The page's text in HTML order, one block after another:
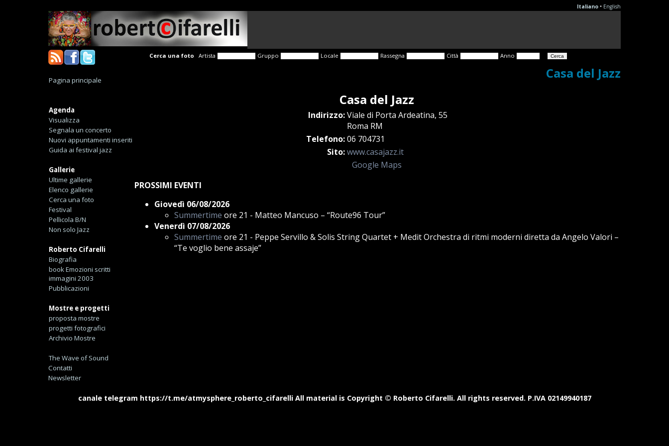
Italiano • English
Cerca una foto Artista Gruppo Locale Rassegna Città Anno
Pagina principale
Agenda
Visualizza
Segnala un concerto
Nuovi appuntamenti inseriti
Guida ai festival jazz
Gallerie
Ultime gallerie
Elenco gallerie
Cerca una foto
Festival
Pellicola B/N
Non solo Jazz
Roberto Cifarelli
Biografia
book Emozioni scritti
immagini 2003
Pubblicazioni
Mostre e progetti
proposta mostre
progetti fotografici
Archivio Mostre
The Wave of Sound
Contatti
Newsletter
Casa del Jazz
Casa del Jazz
Indirizzo: Viale di Porta Ardeatina, 55
Roma RM
Telefono: 06 704731
Sito: www.casajazz.it
Google Maps
PROSSIMI EVENTI
Giovedì 06/08/2026
Summertime ore 21 - Matteo Mancuso – “Route96 Tour”
Venerdì 07/08/2026
Summertime ore 21 - Peppe Servillo & Solis String Quartet + Medit Orchestra di ritmi moderni diretta da Angelo Valori –
“Te voglio bene assaje”
canale telegram https://t.me/atmysphere_roberto_cifarelli All material is Copyright © Roberto Cifarelli. All rights reserved. P.IVA 02149940187